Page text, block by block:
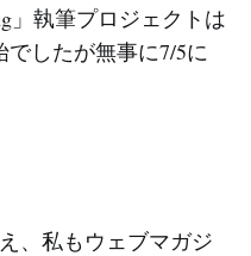
」執筆プロジェクトは
したが無事に7/5に
、私もウェブマガジ